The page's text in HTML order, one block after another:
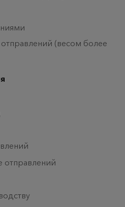
(весом более
отправлений